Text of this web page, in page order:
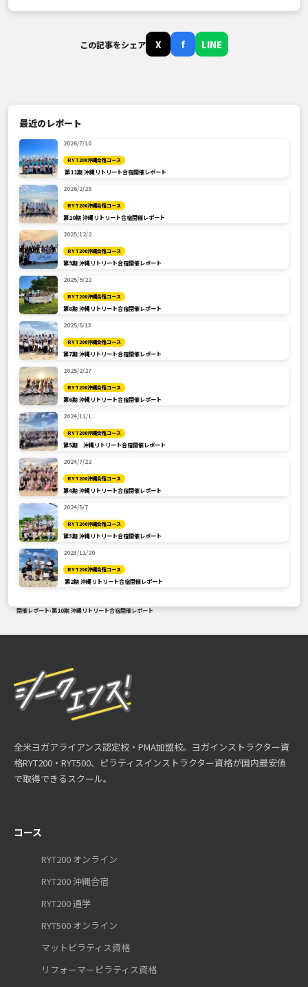
この記事をシェア X f LINE
最近のレポート
2026/7/10
RYT200沖縄合宿コース
第11期 沖縄リトリート合宿開催レポート
2026/2/25
RYT200沖縄合宿コース
第10期 沖縄リトリート合宿開催レポート
2025/12/2
RYT200沖縄合宿コース
第9期 沖縄リトリート合宿開催レポート
2025/9/22
RYT200沖縄合宿コース
第8期 沖縄リトリート合宿開催レポート
2025/5/13
RYT200沖縄合宿コース
第7期 沖縄リトリート合宿開催レポート
2025/2/27
RYT200沖縄合宿コース
第6期 沖縄リトリート合宿開催レポート
2024/11/1
RYT200沖縄合宿コース
第5期 沖縄リトリート合宿開催レポート
2024/7/22
RYT200沖縄合宿コース
第4期 沖縄リトリート合宿開催レポート
2024/5/7
RYT200沖縄合宿コース
第3期 沖縄リトリート合宿開催レポート
2023/11/20
RYT200沖縄合宿コース
第2期 沖縄リトリート合宿開催レポート
開催レポート›第10期 沖縄リトリート合宿開催レポート
全米ヨガアライアンス認定校・PMA加盟校。ヨガインストラクター資
格RYT200・RYT500、ピラティスインストラクター資格が国内最安値
で取得できるスクール。
コース
RYT200 オンライン
RYT200 沖縄合宿
RYT200 通学
RYT500 オンライン
マットピラティス資格
リフォーマーピラティス資格